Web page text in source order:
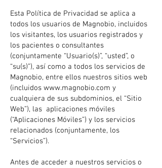
Esta Política de Privacidad se aplica a
todos los usuarios de Magnobio, incluidos
los visitantes, los usuarios registrados y
los pacientes o consultantes
(conjuntamente “Usuario(s)”, “usted”, o
“su(s)”), así como a todos los servicios de
Magnobio, entre ellos nuestros sitios web
(incluidos www.magnobio.com y
cualquiera de sus subdominios, el “Sitio
Web”), las aplicaciones móviles
(“Aplicaciones Móviles”) y los servicios
relacionados (conjuntamente, los
“Servicios”).
Antes de acceder a nuestros servicios o